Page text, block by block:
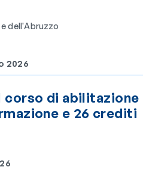
dell'Abruzzo
2026
corso di abilitazione
e 26 crediti